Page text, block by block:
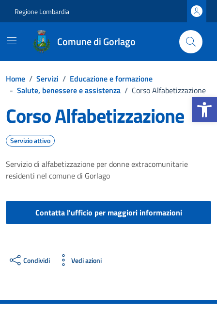
Apri la
Regione Lombardia
Comune di Gorlago
Home / Servizi / Educazione e formazione
- Salute, benessere e assistenza / Corso Alfabetizzazione
Corso Alfabetizzazione
Servizio attivo
Servizio di alfabetizzazione per donne extracomunitarie
residenti nel comune di Gorlago
Contatta l'ufficio per maggiori informazioni
Condividi Vedi azioni